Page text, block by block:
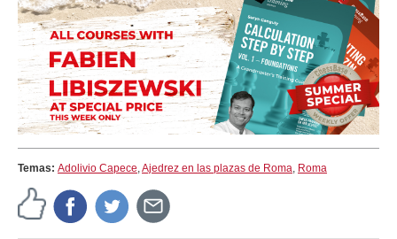
Temas: Adolivio Capece,Ajedrez en las plazas de Roma, Roma